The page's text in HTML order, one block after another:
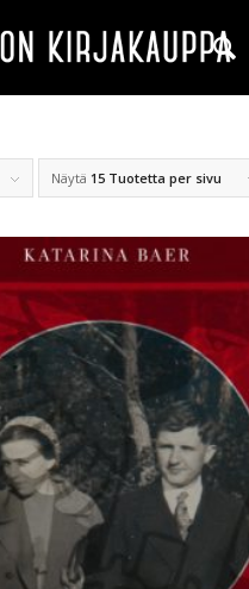
Näytä 15 Tuotetta per sivu